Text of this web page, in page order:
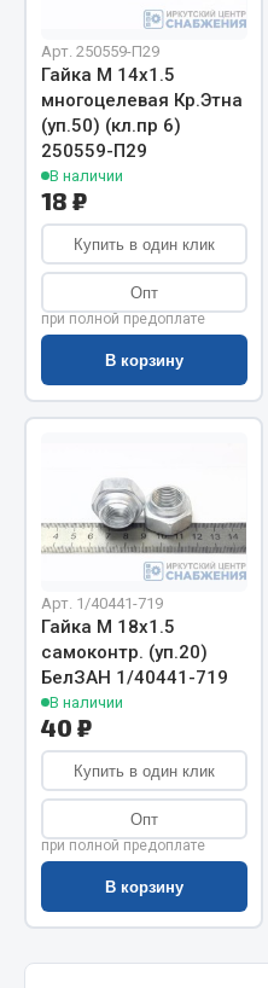
Весь раздел
Автомобильная
Автолампы
Блоки реле и
Вилки нагрузочные
Выключатели и
Выключатели кнопочные
Выключатель массы
Изолента
Весь раздел
Запчасти на
Амортизаторы для
Весь раздел
Запчасти КамАЗ
Система питания
Система выпуска газа
Система охлаждения
Арт. 250559-П29
Гайка М 14х1.5
многоцелевая Кр.Этна
(уп.50) (кл.пр 6)
250559-П29
В наличии
18 ₽
Купить в один клик
Опт
при полной предоплате
В корзину
Арт. 1/40441-719
Гайка М 18х1.5
самоконтр. (уп.20)
БелЗАН 1/40441-719
В наличии
40 ₽
Купить в один клик
Опт
при полной предоплате
В корзину